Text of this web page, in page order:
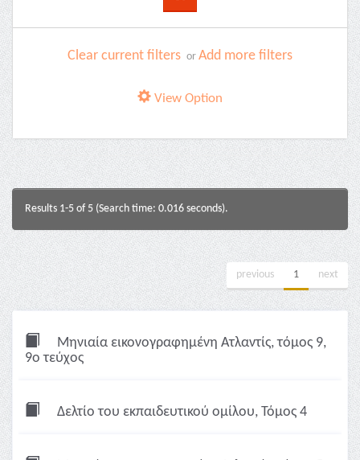
Clear current filters or Add more filters
View Option
Results 1-5 of 5 (Search time: 0.016 seconds).
previous 1 next
Μηνιαία εικονογραφημένη Ατλαντίς, τόμος 9,
9ο τεύχος
Δελτίο του εκπαιδευτικού ομίλου, Τόμος 4